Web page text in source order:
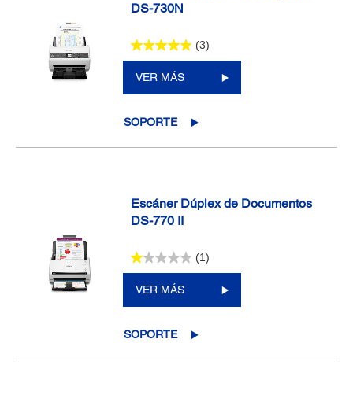
DS-730N
(3)
VER MÁS
SOPORTE
Escáner Dúplex de Documentos
DS-770 II
(1)
VER MÁS
SOPORTE